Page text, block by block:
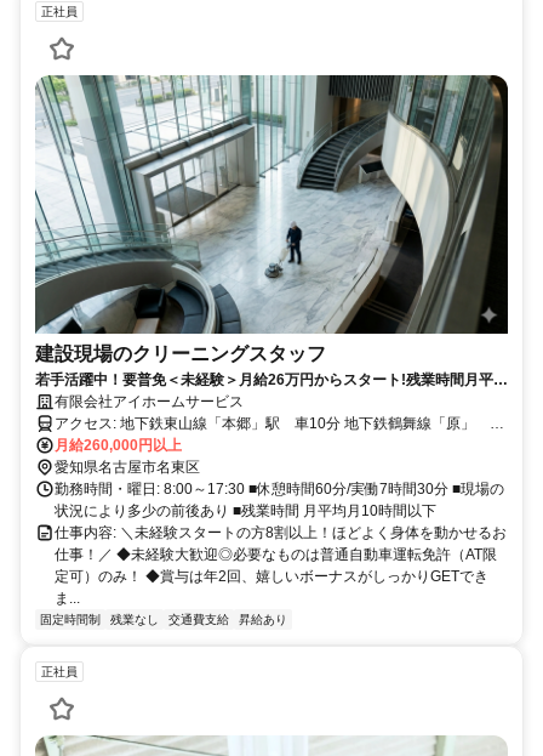
正社員
建設現場のクリーニングスタッフ
若手活躍中！要普免＜未経験＞月給26万円からスタート!残業時間月平均
10時間以下×土日祝休みでプライベートと両立可能♪正社員デビューした
い方にピッタリ！
有限会社アイホームサービス
アクセス: 地下鉄東山線「本郷」駅 車10分 地下鉄鶴舞線「原」
駅 車10分 ※車、バイク通勤OK！無料駐車場完備
月給260,000円以上
愛知県名古屋市名東区
勤務時間・曜日: 8:00～17:30 ■休憩時間60分/実働7時間30分 ■現場の
状況により多少の前後あり ■残業時間 月平均月10時間以下
仕事内容: ＼未経験スタートの方8割以上！ほどよく身体を動かせるお
仕事！／ ◆未経験大歓迎◎必要なものは普通自動車運転免許（AT限
定可）のみ！ ◆賞与は年2回、嬉しいボーナスがしっかりGETでき
ま...
固定時間制 残業なし 交通費支給 昇給あり
正社員